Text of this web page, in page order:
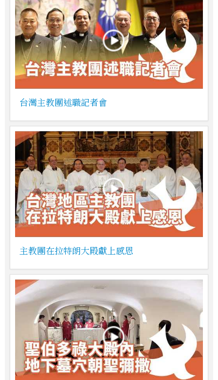
台灣主教團述職記者會
主教團在拉特朗大殿獻上感恩